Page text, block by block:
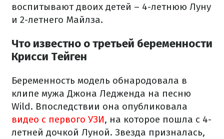
воспитывают двоих детей – 4-летнюю Луну
и 2-летнего Майлза.
Что известно о третьей беременности
Крисси Тейген
Беременность модель обнародовала в
клипе мужа Джона Ледженда на песню
Wild. Впоследствии она опубликовала
видео с первого УЗИ, на которое пошла с 4-
летней дочкой Луной. Звезда призналась,